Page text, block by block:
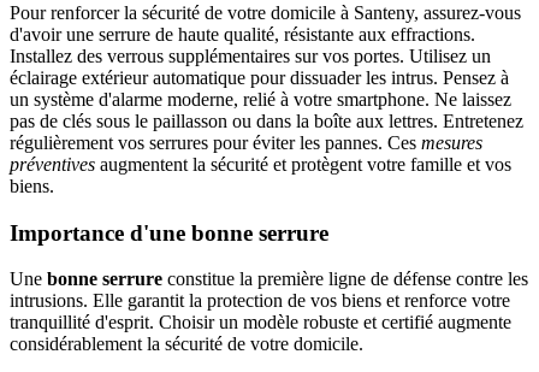
Pour renforcer la sécurité de votre domicile à Santeny, assurez-vous
d'avoir une serrure de haute qualité, résistante aux effractions.
Installez des verrous supplémentaires sur vos portes. Utilisez un
éclairage extérieur automatique pour dissuader les intrus. Pensez à
un système d'alarme moderne, relié à votre smartphone. Ne laissez
pas de clés sous le paillasson ou dans la boîte aux lettres. Entretenez
régulièrement vos serrures pour éviter les pannes. Ces mesures
préventives augmentent la sécurité et protègent votre famille et vos
biens.
Importance d'une bonne serrure
Une bonne serrure constitue la première ligne de défense contre les
intrusions. Elle garantit la protection de vos biens et renforce votre
tranquillité d'esprit. Choisir un modèle robuste et certifié augmente
considérablement la sécurité de votre domicile.